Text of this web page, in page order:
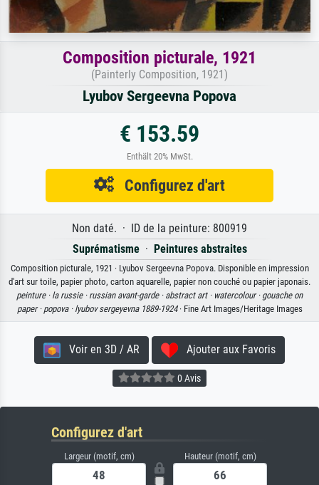
Composition picturale, 1921
(Painterly Composition, 1921)
Lyubov Sergeevna Popova
€ 153.59
Enthält 20% MwSt.
Configurez d'art
Non daté. · ID de la peinture: 800919
Suprématisme· Peintures abstraites
Composition picturale, 1921 · Lyubov Sergeevna Popova. Disponible en impression
d'art sur toile, papier photo, carton aquarelle, papier non couché ou papier japonais.
peinture · la russie · russian avant-garde · abstract art · watercolour · gouache on
paper · popova · lyubov sergeyevna 1889-1924· Fine Art Images/Heritage Images
Voir en 3D / AR Ajouter aux Favoris
0 Avis
Configurez d'art
Largeur (motif, cm) Hauteur (motif, cm)